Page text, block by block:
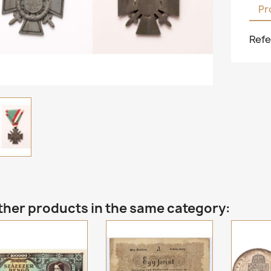
products in the same category: